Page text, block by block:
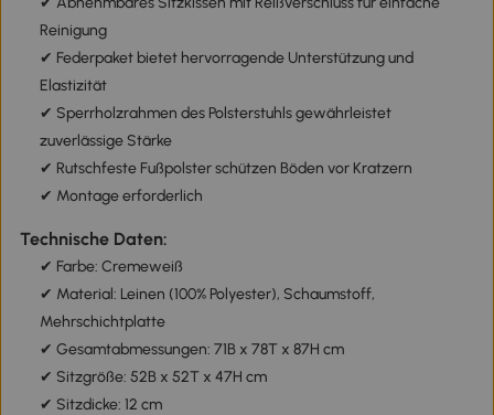
Reinigung
✔ Federpaket bietet hervorragende Unterstützung und
Elastizität
✔ Sperrholzrahmen des Polsterstuhls gewährleistet
zuverlässige Stärke
✔ Rutschfeste Fußpolster schützen Böden vor Kratzern
✔ Montage erforderlich
Technische Daten:
✔ Farbe: Cremeweiß
✔ Material: Leinen (100% Polyester), Schaumstoff,
Mehrschichtplatte
✔ Gesamtabmessungen: 71B x 78T x 87H cm
✔ Sitzgröße: 52B x 52T x 47H cm
✔ Sitzdicke: 12 cm